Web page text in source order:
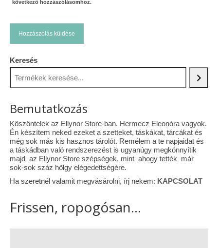
következő hozzászólásomhoz.
Keresés
Bemutatkozás
Köszöntelek az Ellynor Store-ban. Hermecz Eleonóra vagyok.
Én készítem neked ezeket a szetteket, táskákat, tárcákat és
még sok más kis hasznos tárolót. Remélem a te napjaidat és
a táskádban való rendszerezést is ugyanúgy megkönnyítik
majd az Ellynor Store szépségek, mint ahogy tették már
sok-sok száz hölgy elégedettségére.
Ha szeretnél valamit megvásárolni, írj nekem: KAPCSOLAT
Frissen, ropogósan...